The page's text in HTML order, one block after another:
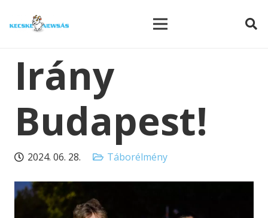
Irány
Budapest!
2024. 06. 28. Táborélmény